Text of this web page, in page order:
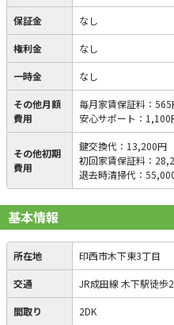
保証金 なし
権利金 なし
一時金 なし
その他月額
費用
毎月家賃保証料 ： 565
安心サポート ： 1,100
その他初期
費用
鍵交換代 ： 13,200円
初回家賃保証料 ：
退去時清掃代 ：
基本情報
所在地 印西市木下東3丁目
交通 JR成田線 木下駅徒歩
間取り 2DK